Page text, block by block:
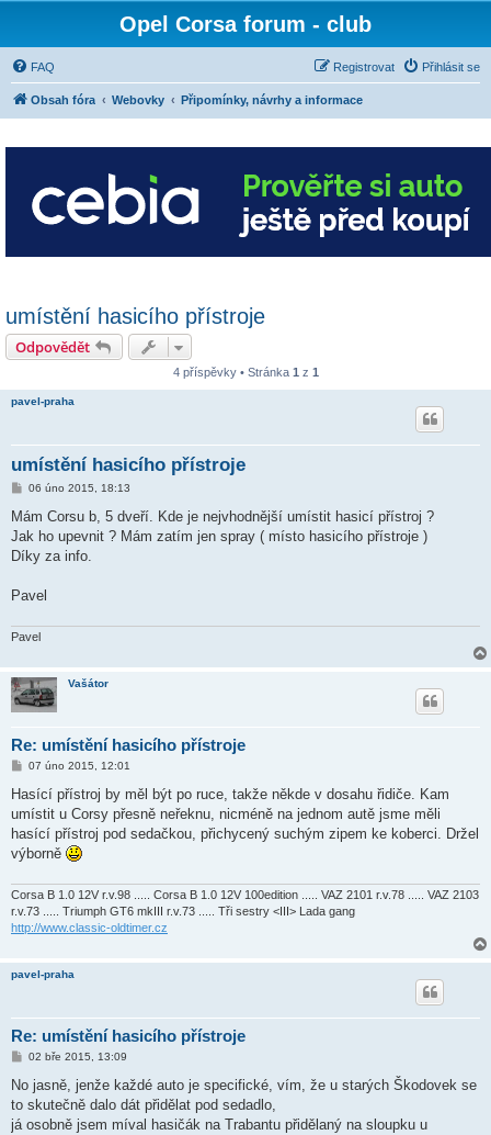
Opel Corsa forum - club
FAQ Přihlásit se
Registrovat
Obsah fóra Webovky Připomínky, návrhy a informace
umístění hasicího přístroje
Odpovědět
4 příspěvky • Stránka 1 z 1
pavel-praha
umístění hasicího přístroje
P
í
p
ě
k
06 úno 2015, 18:13
Mám Corsu b, 5 dveří. Kde je nejvhodnější umístit hasicí přístroj ?
Jak ho upevnit ? Mám zatím jen spray ( místo hasicího přístroje )
Díky za info.
Pavel
Pavel
Vašátor
Re: umístění hasicího přístroje
P
í
p
ě
e
07 úno 2015, 12:01
Hasící přístroj by měl být po ruce, takže někde v dosahu řidiče. Kam
umístit u Corsy přesně neřeknu, nicméně na jednom autě jsme měli
hasící přístroj pod sedačkou, přichycený suchým zipem ke koberci. Držel
výborně
Corsa B 1.0 12V r.v.98 ..... Corsa B 1.0 12V 100edition ..... VAZ 2101 r.v.78 ..... VAZ 2103
r.v.73 ..... Triumph GT6 mkIII r.v.73 ..... Tři sestry <III> Lada gang
http://www.classic-oldtimer.cz
pavel-praha
Re: umístění hasicího přístroje
P
í
p
ě
02 bře 2015, 13:09
No jasně, jenže každé auto je specifické, vím, že u starých Škodovek se
to skutečně dalo dát přidělat pod sedadlo,
já osobně jsem míval hasičák na Trabantu přidělaný na sloupku u